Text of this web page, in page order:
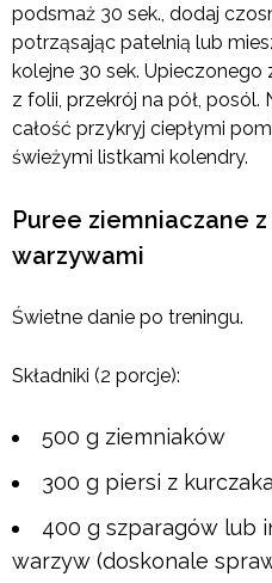
podsmaż 30 sek., dodaj
potrząsając patelnią lub
kolejne 30 sek.
z folii, przekrój na pół, posól.
całość przykryj ciepłymi
świeżymi listkami kolendry.
Puree ziemniaczane
warzywami
Świetne danie po treningu.
Składniki (2 porcje):
500 g ziemniaków
300 g piersi z kurczaka
400 g szparagów lub
warzyw (doskonale